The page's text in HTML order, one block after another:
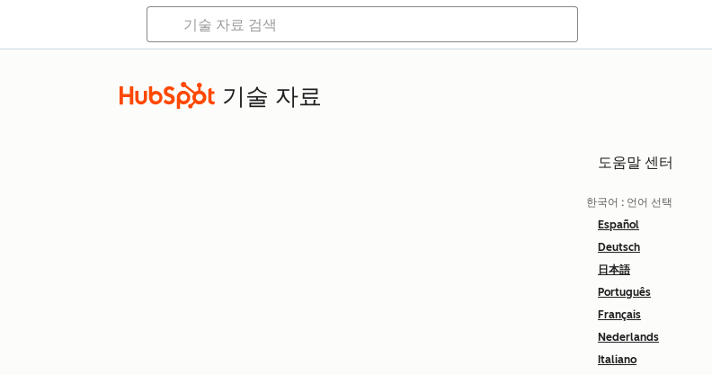
기술 자료
도움말 센터
한국어 : 언어 선택
Español
Deutsch
日本語
Português
Français
Nederlands
Italiano